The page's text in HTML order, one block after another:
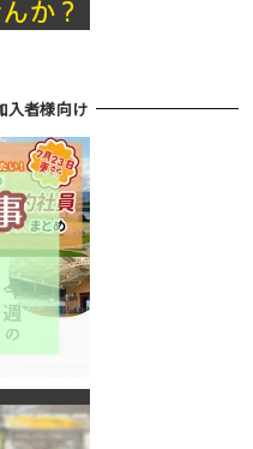
入者様向け